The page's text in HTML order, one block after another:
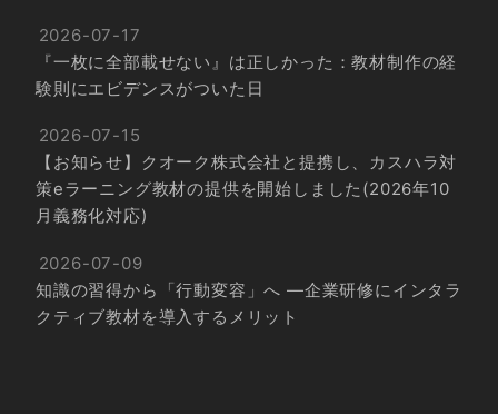
2026-07-17
『一枚に全部載せない』は正しかった：教材制作の経
験則にエビデンスがついた日
2026-07-15
【お知らせ】クオーク株式会社と提携し、カスハラ対
策eラーニング教材の提供を開始しました(2026年10
月義務化対応)
2026-07-09
知識の習得から「行動変容」へ ―企業研修にインタラ
クティブ教材を導入するメリット